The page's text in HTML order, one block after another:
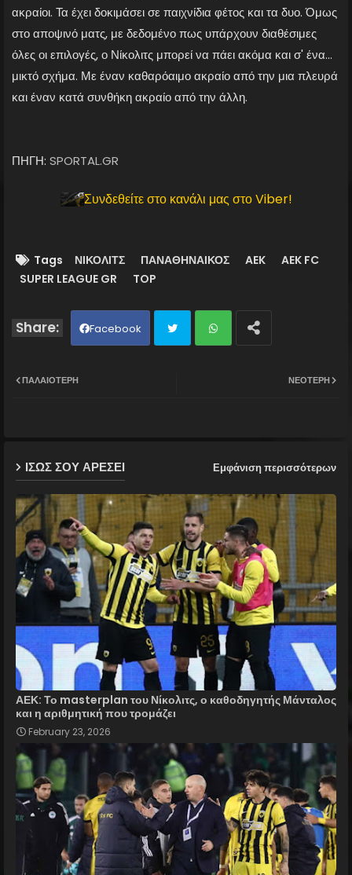
ακραίοι. Τα έχει δοκιμάσει σε παιχνίδια φέτος και τα δυο. Όμως
στο αποψινό ματς, με δεδομένο πως υπάρχουν διαθέσιμες
όλες οι επιλογές, ο Νίκολιτς μπορεί να πάει ακόμα και σ' ένα...
μικτό σχήμα. Με έναν καθαρόαιμο ακραίο από την μια πλευρά
και έναν κατά συνθήκη ακραίο από την άλλη.
ΠΗΓΗ: SPORTAL.GR
Συνδεθείτε στο κανάλι μας στο Viber!
Tags ΝΙΚΟΛΙΤΣ ΠΑΝΑΘΗΝΑΙΚΟΣ AEK
AEK FC
SUPER LEAGUE GR
TOP
Facebook
p
ΝΕΌΤΕΡΗ
ΠΑΛΑΙΌΤΕΡΗ
ΙΣΩΣ ΣΟΥ ΑΡΕΣΕΙ Εμφάνιση περισσότερων
ΑΕΚ: Το masterplan του Νίκολιτς, ο καθοδηγητής Μάνταλος
και η αριθμητική που τρομάζει
February 23, 2026